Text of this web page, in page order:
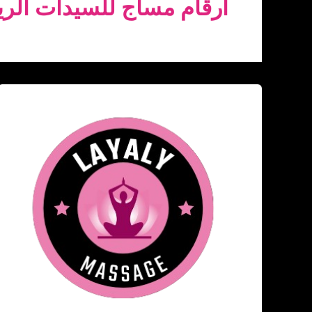
ارقام مساج للسيدات